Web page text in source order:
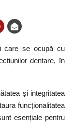
care se ocupă cu
dentare, în
și integritatea
funcționalitatea
esențiale pentru